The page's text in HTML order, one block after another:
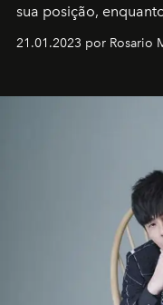
sua posição,
em rápida evolução
21.01.2023 por Rosario